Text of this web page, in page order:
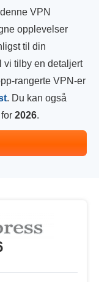
VPN
opplevelser
til din
vi tilby en detaljert
rangerte VPN-er
. Du kan også
for 2026.